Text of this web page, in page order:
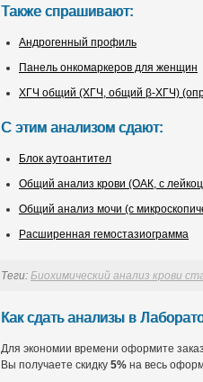
Также спрашивают:
Андрогенный профиль
Панель онкомаркеров для женщин
ХГЧ общий (ХГЧ, общий β-ХГЧ)
С этим анализом сдают:
Блок аутоантител
Общий анализ крови (ОАК, с
Общий анализ мочи (с
Расширенная гемостазиограмма
Теги: Биохимический анализ крови
Как сдать анализы в
Для экономии времени оформите
Вы получаете скидку 5% на весь